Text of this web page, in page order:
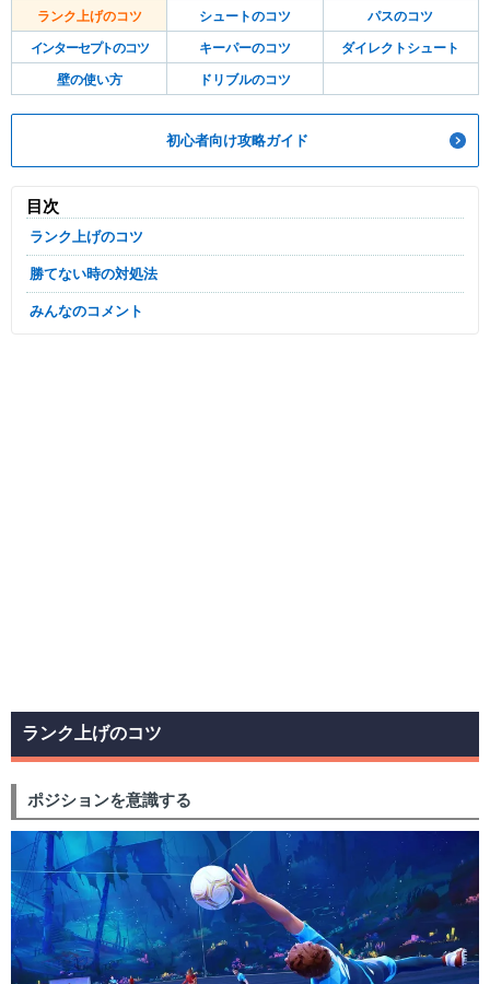
ランク上げのコツ シュートのコツ パスのコツ
インターセプトのコツ キーパーのコツ ダイレクトシュート
壁の使い方 ドリブルのコツ
初心者向け攻略ガイド
目次
ランク上げのコツ
勝てない時の対処法
みんなのコメント
ランク上げのコツ
ポジションを意識する